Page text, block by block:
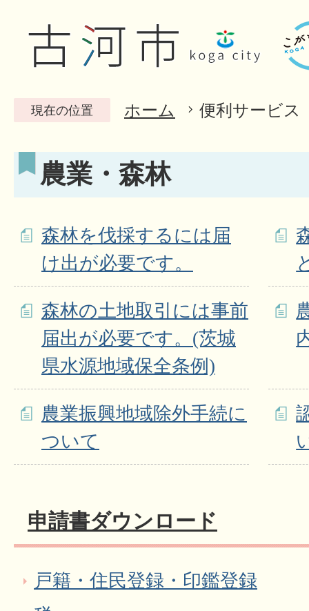
現在の位置 ホーム 便利サービス
農業・森林
森林を伐採するには届
け出が必要です。
森林の土地取引には事前
届出が必要です。(茨城
県水源地域保全条例)
農業振興地域除外手続に
ついて
申請書ダウンロード
戸籍・住民登録・印鑑登録